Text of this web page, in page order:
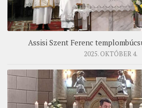
Assisi Szent Ferenc
2025. OKTÓBER 4.